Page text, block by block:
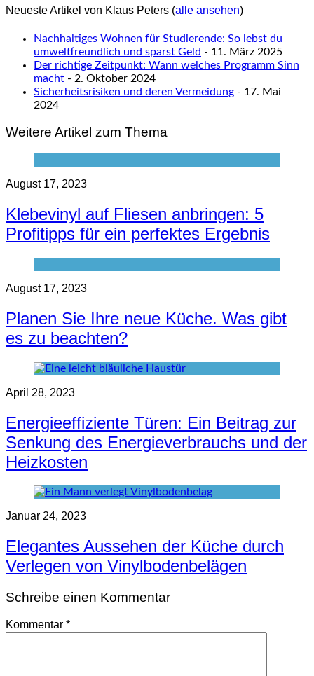
Neueste Artikel von Klaus Peters (alle ansehen)
Nachhaltiges Wohnen für Studierende: So lebst du
umweltfreundlich und sparst Geld - 11. März 2025
Der richtige Zeitpunkt: Wann welches Programm Sinn
macht - 2. Oktober 2024
Sicherheitsrisiken und deren Vermeidung - 17. Mai
2024
Weitere Artikel zum Thema
August 17, 2023
Klebevinyl auf Fliesen anbringen: 5
Profitipps für ein perfektes Ergebnis
August 17, 2023
Planen Sie Ihre neue Küche. Was gibt
es zu beachten?
April 28, 2023
Energieeffiziente Türen: Ein Beitrag zur
Senkung des Energieverbrauchs und der
Heizkosten
Januar 24, 2023
Elegantes Aussehen der Küche durch
Verlegen von Vinylbodenbelägen
Schreibe einen Kommentar
Kommentar *